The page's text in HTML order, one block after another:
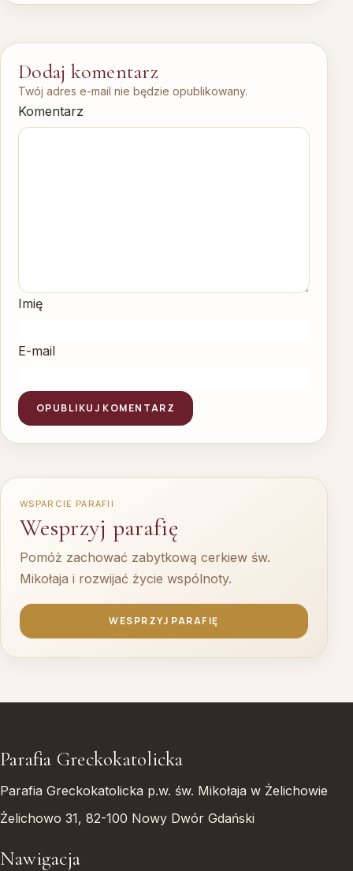
Dodaj komentarz
Twój adres e-mail nie będzie opublikowany.
Komentarz
Imię
E-mail
WSPARCIE PARAFII
Wesprzyj parafię
Pomóż zachować zabytkową cerkiew św.
Mikołaja i rozwijać życie wspólnoty.
WESPRZYJ PARAFIĘ
Parafia Greckokatolicka
Parafia Greckokatolicka p.w. św. Mikołaja w Żelichowie
Żelichowo 31, 82-100 Nowy Dwór Gdański
Nawigacja